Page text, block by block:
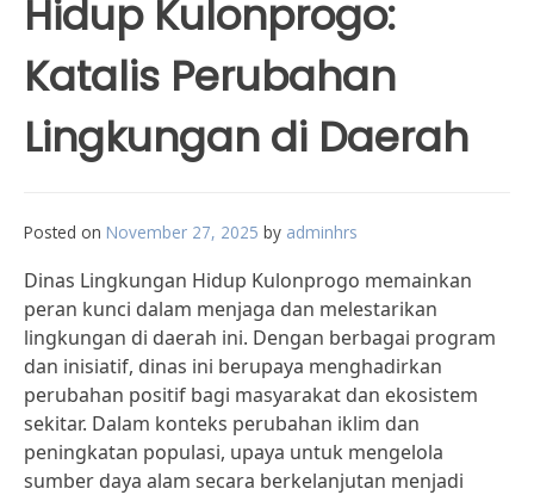
Hidup Kulonprogo:
Katalis Perubahan
Lingkungan di Daerah
Posted on November 27, 2025 by adminhrs
Dinas Lingkungan Hidup Kulonprogo memainkan
peran kunci dalam menjaga dan melestarikan
lingkungan di daerah ini. Dengan berbagai program
dan inisiatif, dinas ini berupaya menghadirkan
perubahan positif bagi masyarakat dan ekosistem
sekitar. Dalam konteks perubahan iklim dan
peningkatan populasi, upaya untuk mengelola
sumber daya alam secara berkelanjutan menjadi